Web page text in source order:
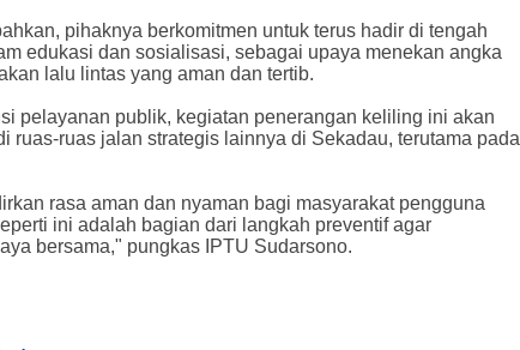
pihaknya berkomitmen untuk terus hadir di tengah
edukasi dan sosialisasi, sebagai upaya menekan angka
lalu lintas yang aman dan tertib.
pelayanan publik, kegiatan penerangan keliling ini akan
ruas-ruas jalan strategis lainnya di Sekadau, terutama pada
rasa aman dan nyaman bagi masyarakat pengguna
ini adalah bagian dari langkah preventif agar
bersama," pungkas IPTU Sudarsono.